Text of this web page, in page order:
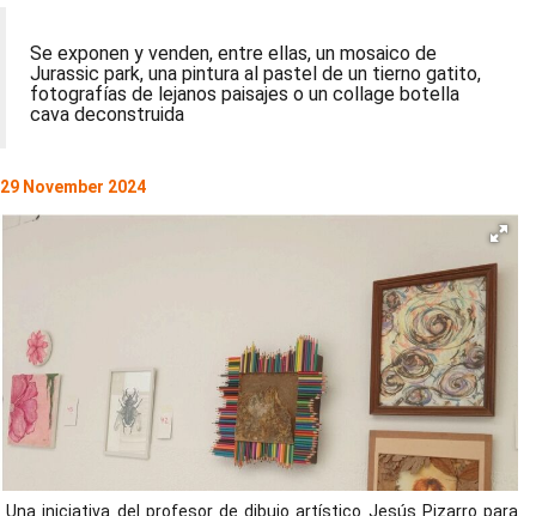
Se exponen y venden, entre ellas, un mosaico de
Jurassic park, una pintura al pastel de un tierno gatito,
fotografías de lejanos paisajes o un collage botella
cava deconstruida
29 November 2024
Una iniciativa del profesor de dibujo artístico Jesús Pizarro para